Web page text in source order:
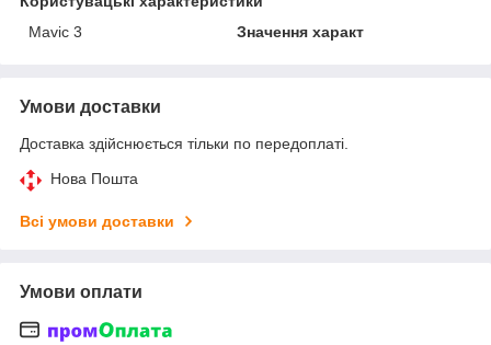
Mavic 3
Значення характ
Умови доставки
Доставка здійснюється тільки по передоплаті.
Нова Пошта
Всі умови доставки
Умови оплати